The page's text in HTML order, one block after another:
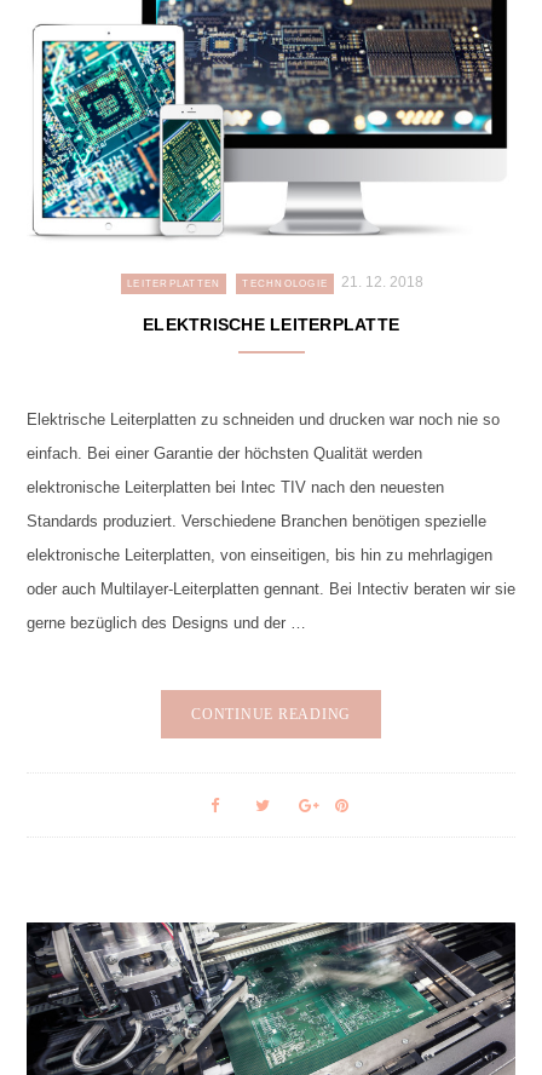
LEITERPLATTEN TECHNOLOGIE 21. 12. 2018
ELEKTRISCHE LEITERPLATTE
Elektrische Leiterplatten zu schneiden und drucken war noch nie so
einfach. Bei einer Garantie der höchsten Qualität werden
elektronische Leiterplatten bei Intec TIV nach den neuesten
Standards produziert. Verschiedene Branchen benötigen spezielle
elektronische Leiterplatten, von einseitigen, bis hin zu mehrlagigen
oder auch Multilayer-Leiterplatten gennant. Bei Intectiv beraten wir sie
gerne bezüglich des Designs und der …
CONTINUE READING